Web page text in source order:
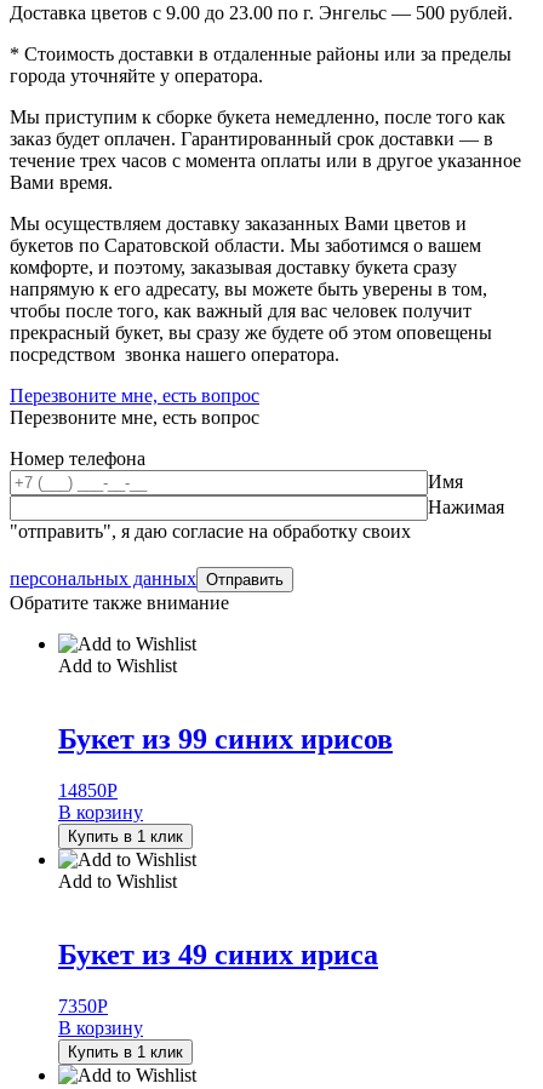
Доставка цветов с 9.00 до 23.00 по г. Энгельс — 500 рублей.
* Стоимость доставки в отдаленные районы или за пределы
города уточняйте у оператора.
Мы приступим к сборке букета немедленно, после того как
заказ будет оплачен. Гарантированный срок доставки — в
течение трех часов с момента оплаты или в другое указанное
Вами время.
Мы осуществляем доставку заказанных Вами цветов и
букетов по Саратовской области. Мы заботимся о вашем
комфорте, и поэтому, заказывая доставку букета сразу
напрямую к его адресату, вы можете быть уверены в том,
чтобы после того, как важный для вас человек получит
прекрасный букет, вы сразу же будете об этом оповещены
посредством звонка нашего оператора.
Перезвоните мне, есть вопрос
Перезвоните мне, есть вопрос
Номер телефона
Имя
Нажимая
"отправить", я даю согласие на обработку своих
персональных данных
Обратите также внимание
Add to Wishlist
Букет из 99 синих ирисов
14850Р
В корзину
Купить в 1 клик
Add to Wishlist
Букет из 49 синих ириса
7350Р
В корзину
Купить в 1 клик